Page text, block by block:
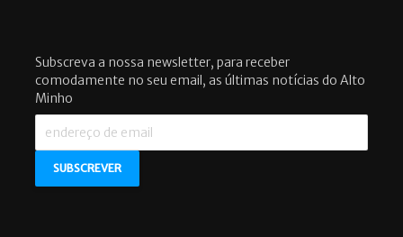
Subscreva a nossa newsletter, para receber
comodamente no seu email, as últimas notícias do Alto
Minho